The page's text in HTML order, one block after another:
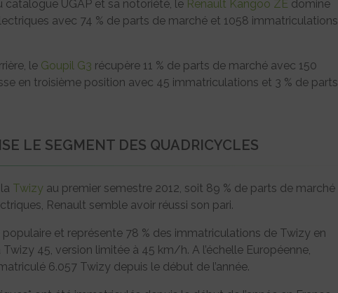
UGAP et sa notoriété, le Renault Kangoo ZE domine
avec 74 % de parts de marché et 1058 immatriculations
le Goupil G3 récupère 11 % de parts de marché avec 150
en troisième position avec 45 immatriculations et 3 % de parts
LE SEGMENT DES QUADRICYCLES
Twizy au premier semestre 2012, soit 89 % de parts de marché
Renault semble avoir réussi son pari.
et représente 78 % des immatriculations de Twizy en
45, version limitée à 45 km/h. A l’échelle Européenne,
6.057 Twizy depuis le début de l’année.